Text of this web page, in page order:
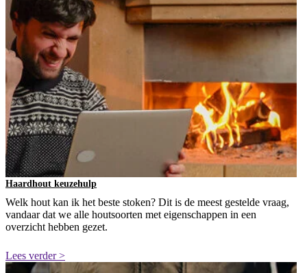
Haardhout keuzehulp
Welk hout kan ik het beste stoken? Dit is de meest gestelde vraag,
vandaar dat we alle houtsoorten met eigenschappen in een
overzicht hebben gezet.
Lees verder >